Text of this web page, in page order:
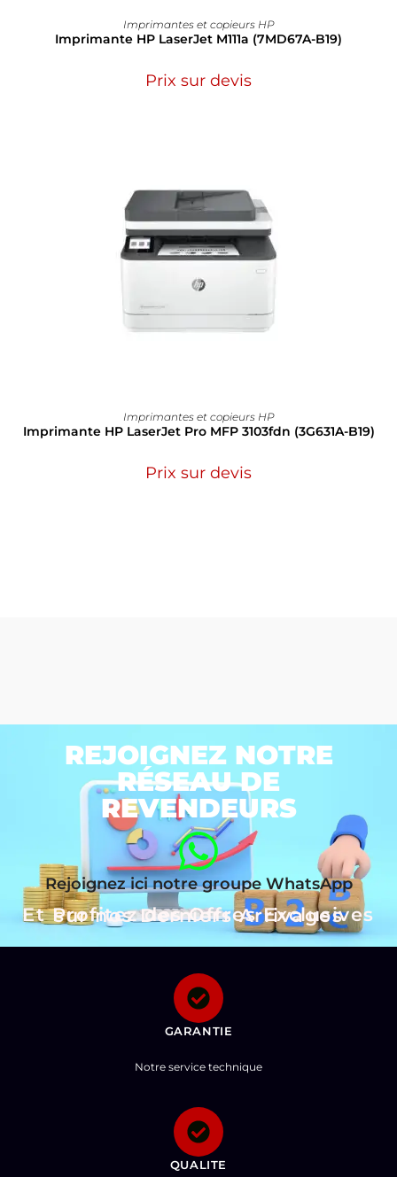
Imprimantes et copieurs HP
Imprimante HP LaserJet M111a (7MD67A-B19)
Prix sur devis
Imprimantes et copieurs HP
Imprimante HP LaserJet Pro MFP 3103fdn (3G631A-B19)
Prix sur devis
REJOIGNEZ NOTRE
RÉSEAU DE
REVENDEURS
Rejoignez ici notre groupe WhatsApp
Et Profitez des Offres Exclusives sur nos Derniers Arrivages
GARANTIE
Notre service technique
QUALITE